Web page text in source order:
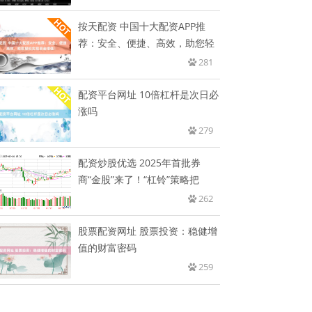
按天配资 中国十大配资APP推
荐：安全、便捷、高效，助您轻
281
配资平台网址 10倍杠杆是次日必
涨吗
279
配资炒股优选 2025年首批券
商“金股”来了！“杠铃”策略把
262
股票配资网址 股票投资：稳健增
值的财富密码
259